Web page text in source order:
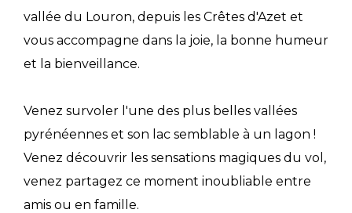
vallée du Louron, depuis les Crêtes d'Azet et
vous accompagne dans la joie, la bonne humeur
et la bienveillance.
Venez survoler l'une des plus belles vallées
pyrénéennes et son lac semblable à un lagon !
Venez découvrir les sensations magiques du vol,
venez partagez ce moment inoubliable entre
amis ou en famille.